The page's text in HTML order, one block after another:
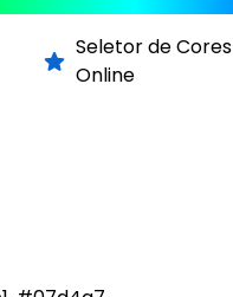
Seletor de Cores
Online